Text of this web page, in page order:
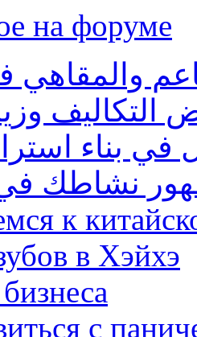
на форуме
بناء
نشاطك
к
в Хэйхэ
с